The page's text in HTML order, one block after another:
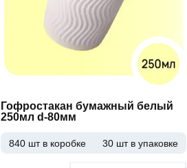
Гофростакан бумажный белый
250мл d-80мм
840 шт в коробке 30 шт в упаковке